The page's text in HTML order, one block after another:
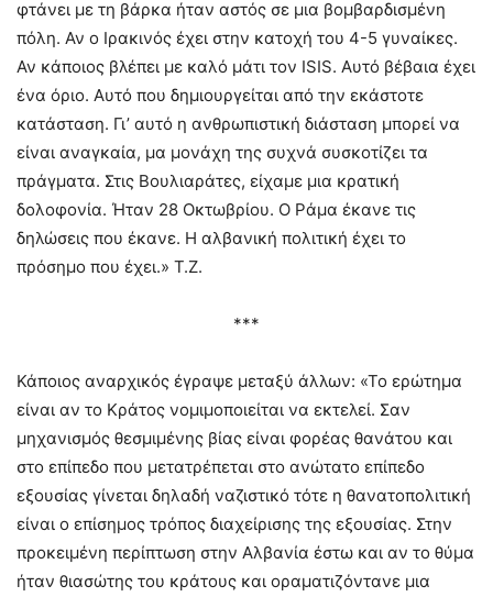
φτάνει με τη βάρκα ήταν αστός σε μια βομβαρδισμένη
πόλη. Αν ο Ιρακινός έχει στην κατοχή του 4-5 γυναίκες.
Αν κάποιος βλέπει με καλό μάτι τον ISIS. Αυτό βέβαια έχει
ένα όριο. Αυτό που δημιουργείται από την εκάστοτε
κατάσταση. Γι’ αυτό η ανθρωπιστική διάσταση μπορεί να
είναι αναγκαία, μα μονάχη της συχνά συσκοτίζει τα
πράγματα. Στις Βουλιαράτες, είχαμε μια κρατική
δολοφονία. Ήταν 28 Οκτωβρίου. Ο Ράμα έκανε τις
δηλώσεις που έκανε. Η αλβανική πολιτική έχει το
πρόσημο που έχει.» Τ.Ζ.
***
Κάποιος αναρχικός έγραψε μεταξύ άλλων: «Το ερώτημα
είναι αν το Κράτος νομιμοποιείται να εκτελεί. Σαν
μηχανισμός θεσμιμένης βίας είναι φορέας θανάτου και
στο επίπεδο που μετατρέπεται στο ανώτατο επίπεδο
εξουσίας γίνεται δηλαδή ναζιστικό τότε η θανατοπολιτική
είναι ο επίσημος τρόπος διαχείρισης της εξουσίας. Στην
προκειμένη περίπτωση στην Αλβανία έστω και αν το θύμα
ήταν θιασώτης του κράτους και οραματιζόντανε μια